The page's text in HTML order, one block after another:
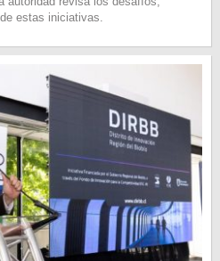
estas iniciativas.